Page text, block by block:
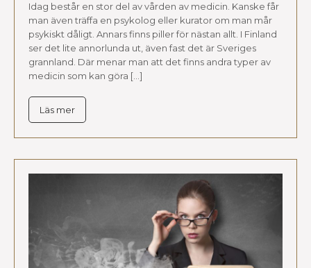
Idag består en stor del av vården av medicin. Kanske får
man även träffa en psykolog eller kurator om man mår
psykiskt dåligt. Annars finns piller för nästan allt. I Finland
ser det lite annorlunda ut, även fast det är Sveriges
grannland. Där menar man att det finns andra typer av
medicin som kan göra […]
Läs mer